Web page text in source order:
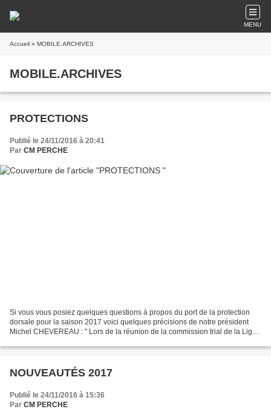
MENU
Accueil » MOBILE.ARCHIVES
MOBILE.ARCHIVES
PROTECTIONS
Publié le 24/11/2016 à 20:41
Par CM PERCHE
Si vous vous posiez quelques questions à propos du port de la protection
dorsale pour la saison 2017 voici quelques précisions de notre président
Michel CHEVEREAU : " Lors de la réunion de la commission trial de la Ligue
NOUVEAUTÉS 2017
Publié le 24/11/2016 à 15:36
Par CM PERCHE